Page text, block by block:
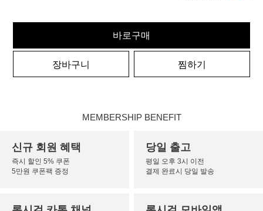
바로구매
장바구니 찜하기
MEMBERSHIP BENEFIT
신규 회원 혜택
즉시 할인 5% 쿠폰
5만원 쿠폰팩 증정
당일 출고
평일 오후 3시 이전
결제 완료시 당일 발송